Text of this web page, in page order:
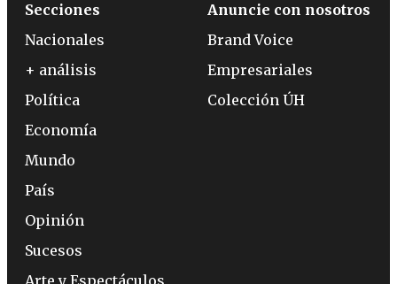
Secciones
Nacionales
+ análisis
Política
Economía
Mundo
País
Opinión
Sucesos
Anuncie con nosotros
Brand Voice
Empresariales
Colección ÚH